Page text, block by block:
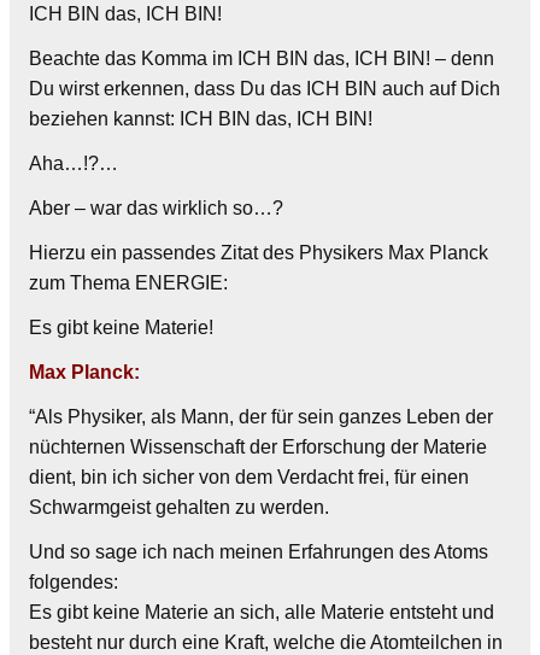
ICH BIN das, ICH BIN!
Beachte das Komma im ICH BIN das, ICH BIN! – denn
Du wirst erkennen, dass Du das ICH BIN auch auf Dich
beziehen kannst: ICH BIN das, ICH BIN!
Aha…!?…
Aber – war das wirklich so…?
Hierzu ein passendes Zitat des Physikers Max Planck
zum Thema ENERGIE:
Es gibt keine Materie!
Max Planck:
“Als Physiker, als Mann, der für sein ganzes Leben der
nüchternen Wissenschaft der Erforschung der Materie
dient, bin ich sicher von dem Verdacht frei, für einen
Schwarmgeist gehalten zu werden.
Und so sage ich nach meinen Erfahrungen des Atoms
folgendes:
Es gibt keine Materie an sich, alle Materie entsteht und
besteht nur durch eine Kraft, welche die Atomteilchen in